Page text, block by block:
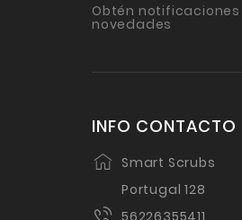
Obtén
novedades
INFO CONTACTO
Smart Scrubs
Portugal 128
56226355411